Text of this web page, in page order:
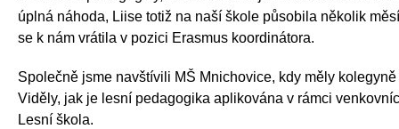
úplná náhoda, Liise totiž na naší škole působila několik
se k nám vrátila v pozici
Společně jsme navštívili MŠ Mnichovice, kdy měly
Viděly, jak je lesní pedagogika aplikována v rámci
Lesní škola.